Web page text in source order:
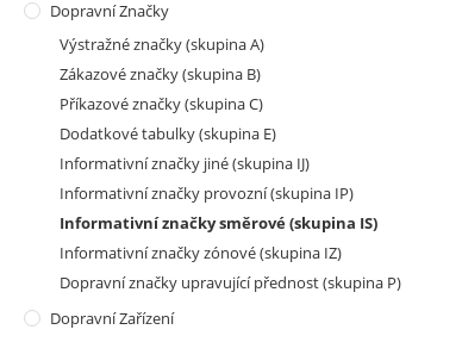
Dopravní Značky
Výstražné značky (skupina A)
Zákazové značky (skupina B)
Příkazové značky (skupina C)
Dodatkové tabulky (skupina E)
Informativní značky jiné (skupina IJ)
Informativní značky provozní (skupina IP)
Informativní značky směrové (skupina IS)
Informativní značky zónové (skupina IZ)
Dopravní značky upravující přednost (skupina P)
Dopravní Zařízení